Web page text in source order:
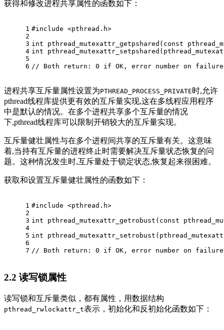
获得和修改进程共享属性的函数如下：
1
2
3
4
5
6
#include <pthread.h>
int
pthread_mutexattr_getpshared ( const
int
pthread_mutexattr_setpshared (
// Both return: 0 if OK, error number on failure
进程共享互斥量属性设置为PTHREAD_PROCESS_PRIVATE时,允许
pthread线程库提供更有效的互斥量实现,这在多线程应用程序
中是默认的情况。在多个进程共享多个互斥量的情况
下,pthread线程库可以限制开销较大的互斥量实现。
互斥量健壮属性与在多个进程间共享的互斥量有关。这意味
着,当持有互斥量的进程终止时需要解决互斥量状态恢复的问
题。这种情况发生时,互斥量处于锁定状态,恢复起来很困难。
获取和设置互斥量健壮属性的函数如下：
1
2
3
4
5
6
7
#include <pthread.h>
int
pthread_mutexattr_getrobust ( const
int
pthread_mutexattr_setrobust (
// Both return: 0 if OK, error number on failure
2.2 读写锁属性
读写锁和互斥量类似，都有属性，用数据结构
pthread_rwlockattr_t表示，初始化和反初始化函数如下：